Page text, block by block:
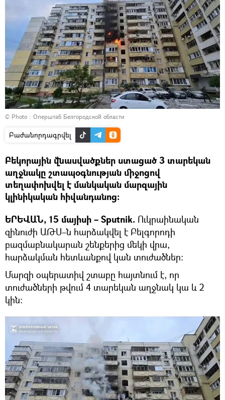
© Photo : Оперштаб Белгородской области
Բաժանորդագրվել
Բեկորային վնասվածքներ ստացած 3 տարեկան
աղջնակը շտապօգնության միջոցով
տեղափոխվել է մանկական մարզային
կլինիկական հիվանդանոց:
ԵՐԵՎԱՆ, 15 մայիսի – Sputnik. Ուկրաինական
զինուժի ԱԹՍ–ն հարձակվել է Բելգորոդի
բազմաբնակարան շենքերից մեկի վրա,
հարձակման հետևանքով կան տուժածներ։
Մարզի օպերատիվ շտաբը հայտնում է, որ
տուժածների թվում 4 տարեկան աղջնակ կա և 2
կին։